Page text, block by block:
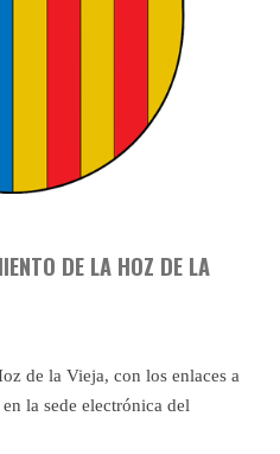
DE LA HOZ DE LA
de la Vieja, con los enlaces a
la sede electrónica del